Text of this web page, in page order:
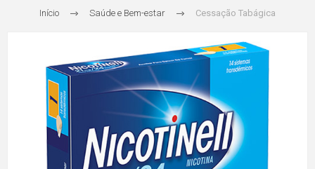
Início Saúde e Bem-estar Cessação Tabágica